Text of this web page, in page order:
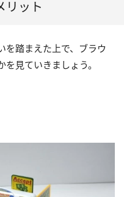
リット
を踏まえた上で、ブラウ
見ていきましょう。